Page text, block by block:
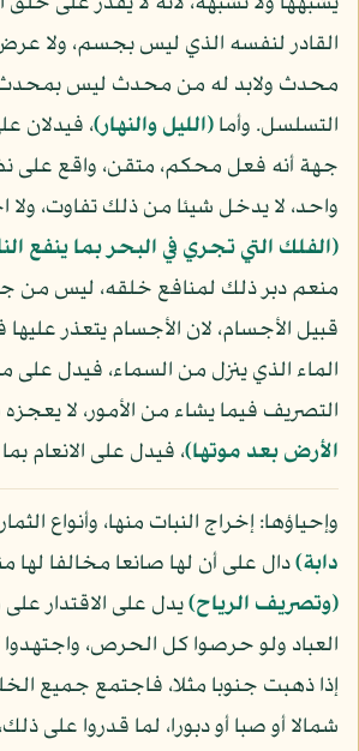
القادر لنفسه الذي ليس بجسم، ولا
محدث ولابد له من محدث ليس
التسلسل. وأما(الليل والنهار)، فيدلان
جهة أنه فعل محكم، متقن، واقع على
واحد، لا يدخل شيئا من ذلك تفاوت، ولا
(الفلك التي تجري في البحر بما ينفع
منعم دبر ذلك لمنافع خلقه، ليس من
قبيل الأجسام، لان الأجسام يتعذر
الماء الذي ينزل من السماء، فيدل على
التصريف فيما يشاء من الأمور، لا
الأرض بعد موتها)، فيدل على الانعام
وإحياؤها: إخراج النبات منها، وأنواع
دابة)دال على أن لها صانعا مخالفا لها
(وتصريف الرياح)يدل على الاقتدار على
العباد ولو حرصوا كل الحرص، واجتهدوا
إذا ذهبت جنوبا مثلا، فاجتمع جميع
شمالا أو صبا أو دبورا، لما قدروا على